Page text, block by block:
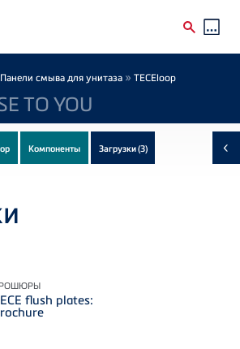
Панели смыва для унитаза » TECEloop
TO YOU
Компоненты Загрузки(3) ‹
flush plates: